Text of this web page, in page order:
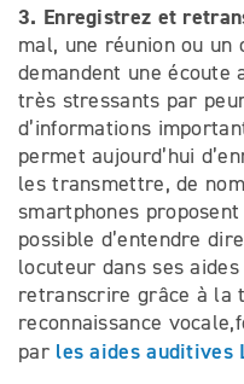
3. Enregistrez et
mal, une réunion ou un
demandent une
très stressants par
d’informations
permet aujourd’hui
les transmettre, de
smartphones
possible d’entendre
locuteur dans ses
retranscrire grâce à la
reconnaissance
par les aides auditives